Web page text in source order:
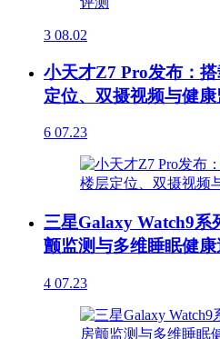
3 08.02
小天才Z7 Pro发布：
定位、双摄视频与健康
6 07.23
三星Galaxy Watch9系
颤监测与多维睡眠健
4 07.23